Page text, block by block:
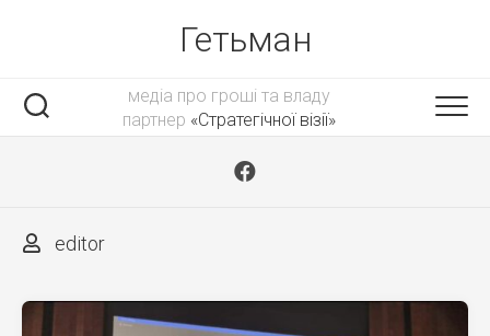
Гетьман
медіа про гроші та владу
партнер «Стратегічної візії»
editor